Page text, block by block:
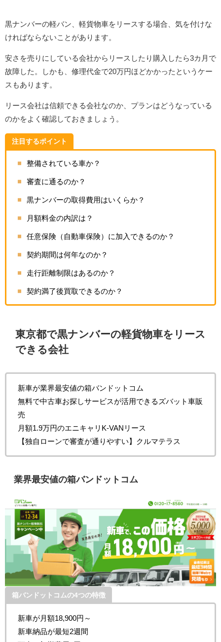
黒ナンバーの軽バン、軽貨物車をリースする場合、気を付けな
ければならないことがあります。
安さを売りにしている会社からリースしたり購入したら3カ月で
故障した。しかも、修理代金で20万円ほどかかったというケー
スもあります。
リース会社は信頼できる会社なのか、プランはどうなっている
のかをよく確認しておきましょう。
注目するポイント
整備されている車か？
審査に通るのか？
黒ナンバーの取得費用はいくらか？
月額料金の内訳は？
任意保険（自動車保険）に加入できるのか？
契約期間は何年なのか？
走行距離制限はあるのか？
契約満了後買取できるのか？
東京都で黒ナンバーの軽貨物車をリース
できる会社
新車が業界最安値の箱バンドットコム
無料で中古車お探しサービスが活用できるズバット車販
売
月額1.9万円のエニキャリK-VANリース
【独自ローンで審査が通りやすい】クルマテラス
業界最安値の箱バンドットコム
箱バンドットコムの4つの特徴
新車が月額18,900円～
新車納品が最短2週間